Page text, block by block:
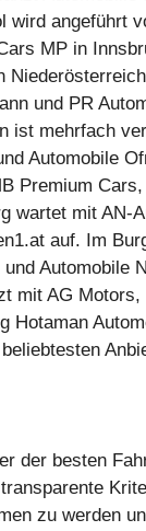
wird angeführt
MP in
und PR
ist mehrfach
Automobile
Premium
wartet mit AN-
auf. Im
Automobile
mit AG
Hotaman
der besten
zu werden